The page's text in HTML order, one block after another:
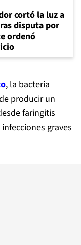
cortó la luz a
disputa por
ordenó
, la bacteria
producir un
faringitis
graves